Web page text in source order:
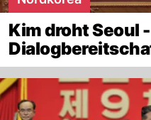
Kim droht Seoul